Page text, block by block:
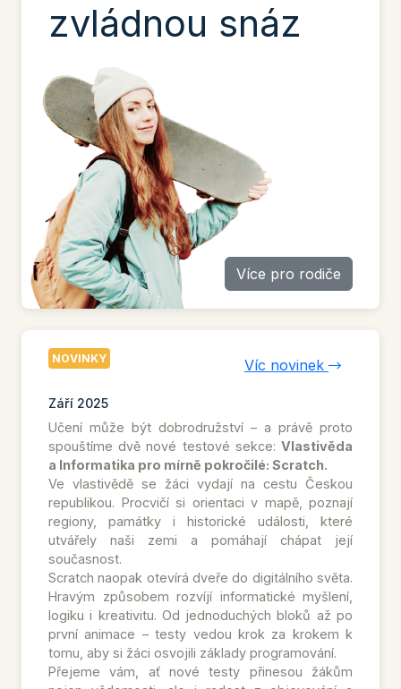
zvládnou snáz
Více pro rodiče
NOVINKY Víc novinek
Září 2025
Učení může být dobrodružství – a právě proto
spouštíme dvě nové testové sekce: Vlastivěda
a Informatika pro mírně pokročilé: Scratch.
Ve vlastivědě se žáci vydají na cestu Českou
republikou. Procvičí si orientaci v mapě, poznají
regiony, památky i historické události, které
utvářely naši zemi a pomáhají chápat její
současnost.
Scratch naopak otevírá dveře do digitálního světa.
Hravým způsobem rozvíjí informatické myšlení,
logiku i kreativitu. Od jednoduchých bloků až po
první animace – testy vedou krok za krokem k
tomu, aby si žáci osvojili základy programování.
Přejeme vám, ať nové testy přinesou žákům